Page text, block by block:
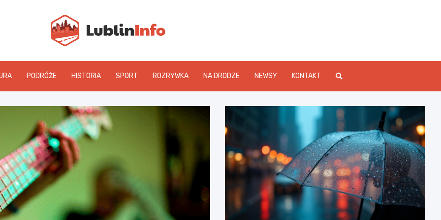
PODRÓŻE HISTORIA SPORT ROZRYWKA NA DRODZE NEWSY KONTAKT